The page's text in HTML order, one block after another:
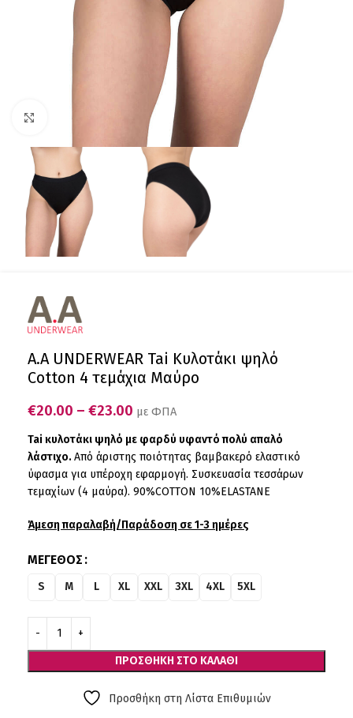
A.A UNDERWEAR Tai Κυλοτάκι ψηλό
Cotton 4 τεμάχια Μαύρο
€20.00 – €23.00 με ΦΠΑ
Tai κυλοτάκι ψηλό με φαρδύ υφαντό πολύ απαλό
λάστιχο. Από άριστης ποιότητας βαμβακερό ελαστικό
ύφασμα για υπέροχη εφαρμογή. Συσκευασία τεσσάρων
τεμαχίων (4 μαύρα). 90%COTTON 10%ELASTANE
Άμεση παραλαβή/Παράδοση σε 1-3 ημέρες
ΜΈΓΕΘΟΣ
S M L XL XXL 3XL 4XL 5XL
ΠΡΟΣΘΉΚΗ ΣΤΟ ΚΑΛΆΘΙ
Προσθήκη στη Λίστα Επιθυμιών